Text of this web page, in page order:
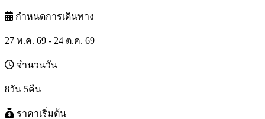
กำหนดการเดินทาง
27 พ.ค. 69 - 24 ต.ค. 69
จำนวนวัน
8วัน 5คืน
ราคาเริ่มต้น